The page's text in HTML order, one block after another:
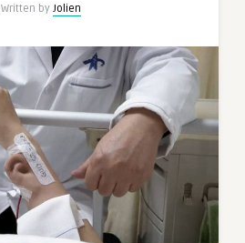
Written by Jolien